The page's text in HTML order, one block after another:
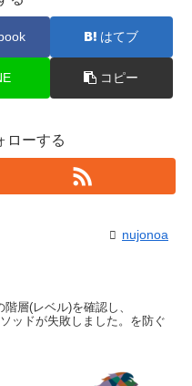
はてブ
コピー
ローする
nujonoa
階層(レベル)を確認し、
ッドが失敗しました。を防ぐ